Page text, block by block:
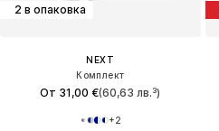
2 в опаковка
NEXT
Комплект
От 31,00 €(60,63 лв.³)
+2